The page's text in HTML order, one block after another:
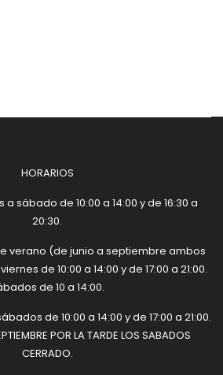
HORARIOS
a sábado de 10:00 a 14:00 y de 16:30 a
20:30.
de verano (de junio a septiembre ambos
de 10:00 a 14:00 y de 17:00 a 21:00.
de 10 a 14:00.
de 10:00 a 14:00 y de 17:00 a 21:00.
POR LA TARDE LOS SABADOS
CERRADO.